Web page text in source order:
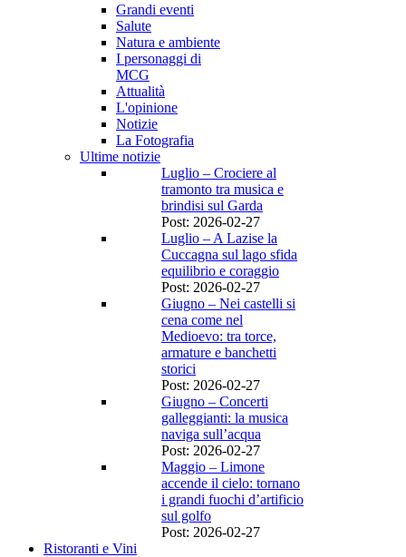
Grandi eventi
Salute
Natura e ambiente
I personaggi di
MCG
Attualità
L'opinione
Notizie
La Fotografia
Ultime notizie
Luglio – Crociere al
tramonto tra musica e
brindisi sul Garda
Post: 2026-02-27
Luglio – A Lazise la
Cuccagna sul lago sfida
equilibrio e coraggio
Post: 2026-02-27
Giugno – Nei castelli si
cena come nel
Medioevo: tra torce,
armature e banchetti
storici
Post: 2026-02-27
Giugno – Concerti
galleggianti: la musica
naviga sull’acqua
Post: 2026-02-27
Maggio – Limone
accende il cielo: tornano
i grandi fuochi d’artificio
sul golfo
Post: 2026-02-27
Ristoranti e Vini